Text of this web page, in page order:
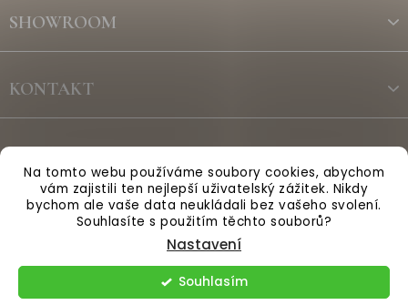
Na tomto webu používáme soubory cookies, abychom
vám zajistili ten nejlepší uživatelský zážitek. Nikdy
bychom ale vaše data neukládali bez vašeho svolení.
Souhlasíte s použitím těchto souborů?
Nastavení
Souhlasím
á
p
a
SHOWROOM
KONTAKT
Vytvořil Shoptet
Copyright 2026Anglická sezóna. Všechna práva vyhrazena.
Upravit nastavení cookies